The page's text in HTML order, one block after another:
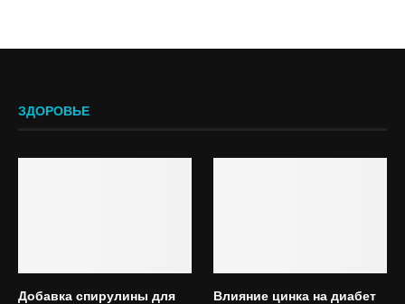
ЗДОРОВЬЕ
Добавка спирулины для
Влияние цинка на диабет